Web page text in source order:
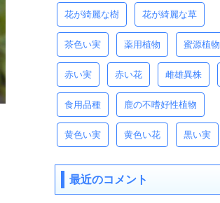
花が綺麗な樹 花が綺麗な草
茶色い実 薬用植物 蜜源植物
赤い実 赤い花 雌雄異株
食用品種 鹿の不嗜好性植物
黄色い実 黄色い花 黒い実
最近のコメント